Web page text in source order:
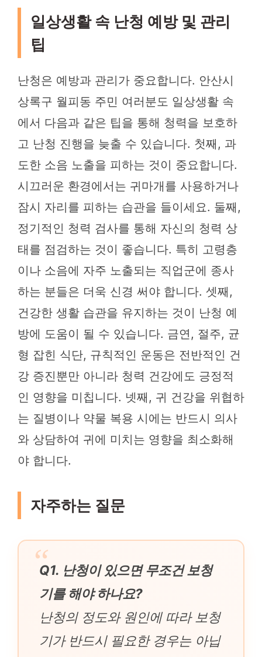
일상생활 속 난청 예방 및 관리
팁
난청은 예방과 관리가 중요합니다. 안산시
상록구 월피동 주민 여러분도 일상생활 속
에서 다음과 같은 팁을 통해 청력을 보호하
고 난청 진행을 늦출 수 있습니다. 첫째, 과
도한 소음 노출을 피하는 것이 중요합니다.
시끄러운 환경에서는 귀마개를 사용하거나
잠시 자리를 피하는 습관을 들이세요. 둘째,
정기적인 청력 검사를 통해 자신의 청력 상
태를 점검하는 것이 좋습니다. 특히 고령층
이나 소음에 자주 노출되는 직업군에 종사
하는 분들은 더욱 신경 써야 합니다. 셋째,
건강한 생활 습관을 유지하는 것이 난청 예
방에 도움이 될 수 있습니다. 금연, 절주, 균
형 잡힌 식단, 규칙적인 운동은 전반적인 건
강 증진뿐만 아니라 청력 건강에도 긍정적
인 영향을 미칩니다. 넷째, 귀 건강을 위협하
는 질병이나 약물 복용 시에는 반드시 의사
와 상담하여 귀에 미치는 영향을 최소화해
야 합니다.
자주하는 질문
Q1. 난청이 있으면 무조건 보청
기를 해야 하나요?
난청의 정도와 원인에 따라 보청
기가 반드시 필요한 경우는 아닙